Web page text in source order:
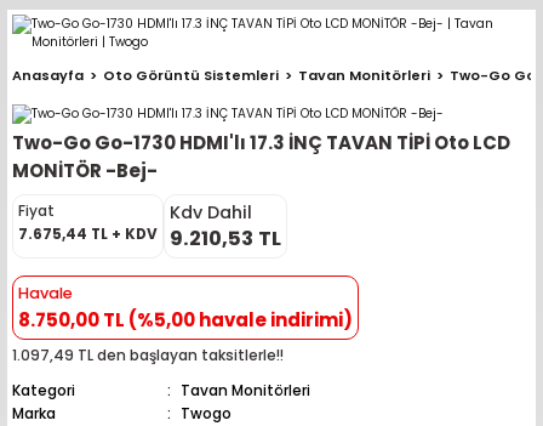
Geri Dön
Geri Dön
Teypler
Geri Dön
Geri Dön
Hoparlör Takımları
Takımları
Hoparlör Takımları
Hoparlör Takımları
Takımları
Geri Dön
Geri Dön
Geri Dön
Geri Dön
İçinden Ekran Çıkan )
Geri Dön
Anasayfa Oto Görüntü Sistemleri Tavan Monitörleri Two-Go Go-
Two-Go Go-1730 HDMI'lı 17.3 İNÇ TAVAN TİPİ Oto LCD
MONİTÖR -Bej-
Fiyat
7.675,44 TL + KDV
Kdv Dahil
9.210,53 TL
Havale
8.750,00 TL (%5,00 havale indirimi)
1.097,49 TL den başlayan taksitlerle!!
Kategori
Tavan Monitörleri
Marka
Twogo